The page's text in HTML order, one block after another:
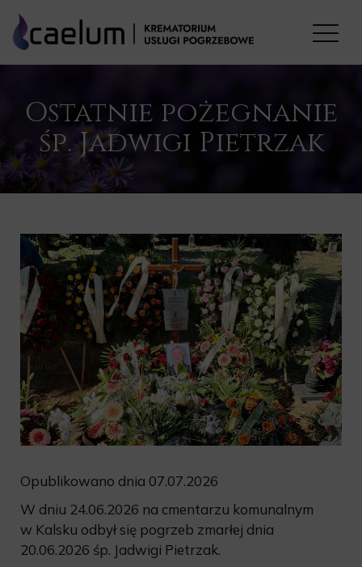
Ostatnie pożegnanie
śp. Jadwigi Pietrzak
Opublikowano dnia 07.07.2026
W dniu 24.06.2026 na cmentarzu komunalnym
w Kalsku odbył się pogrzeb zmarłej dnia
20.06.2026 śp. Jadwigi Pietrzak.